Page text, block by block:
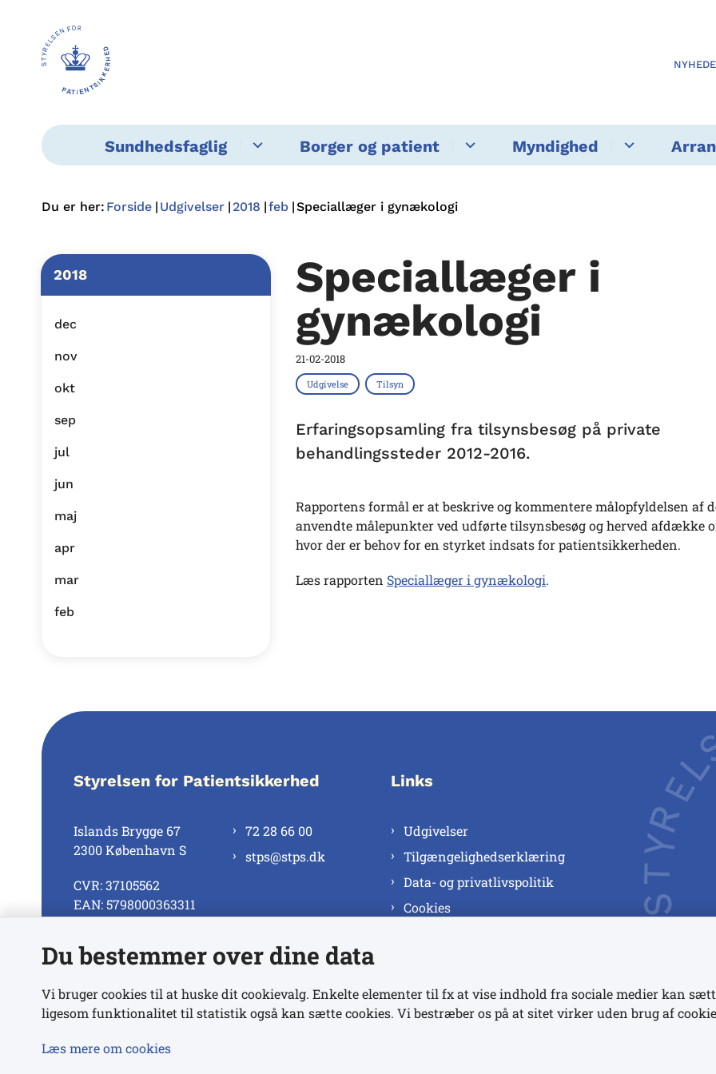
Sundhedsfaglig Borger og patient Myndighed
Du er her: Forside Udgivelser 2018 feb Speciallæger i gynækologi
2018
dec
nov
okt
sep
jul
jun
maj
apr
mar
feb
Speciallæger i
gynækologi
21-02-2018
Udgivelse Tilsyn
Erfaringsopsamling fra tilsynsbesøg på private
behandlingssteder 2012-2016.
Rapportens formål er at beskrive og kommentere målopfyldelsen af
anvendte målepunkter ved udførte tilsynsbesøg og herved afdække
hvor der er behov for en styrket indsats for patientsikkerheden.
Læs rapporten Speciallæger i gynækologi.
Styrelsen for Patientsikkerhed
Islands Brygge 67
2300 København S
CVR: 37105562
EAN: 5798000363311
72 28 66 00
stps@stps.dk
Se alle kontaktnumre
Links
Udgivelser
Tilgængelighedserklæring
Data- og privatlivspolitik
Cookies
Du bestemmer over dine data
Vi bruger cookies til at huske dit cookievalg. Enkelte elementer til fx at vise indhold fra sociale medier kan
ligesom funktionalitet til statistik også kan sætte cookies. Vi bestræber os på at sitet virker uden brug af
Læs mere om cookies